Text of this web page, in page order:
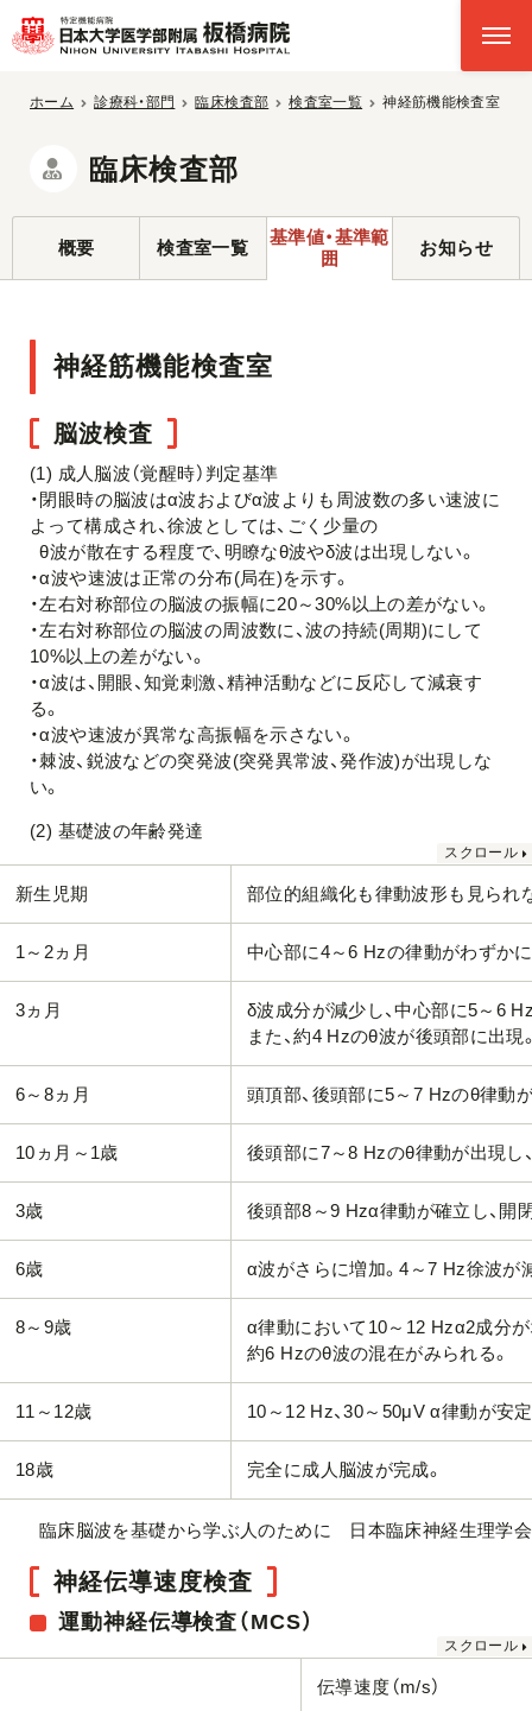
ホーム 診療科・部門 臨床検査部 検査室一覧 神経筋機能検査室
臨床検査部
概要 検査室一覧
基準値・基準範
囲
お知らせ
神経筋機能検査室
脳波検査
(1) 成人脳波（覚醒時）判定基準
・閉眼時の脳波はα波およびα波よりも周波数の多い速波に
よって構成され、徐波としては、ごく少量の
θ波が散在する程度で、明瞭なθ波やδ波は出現しない。
・α波や速波は正常の分布(局在)を示す。
・左右対称部位の脳波の振幅に20～30%以上の差がない。
・左右対称部位の脳波の周波数に、波の持続(周期)にして
10%以上の差がない。
・α波は、開眼、知覚刺激、精神活動などに反応して減衰す
る。
・α波や速波が異常な高振幅を示さない。
・棘波、鋭波などの突発波(突発異常波、発作波)が出現しな
い。
(2) 基礎波の年齢発達
新生児期 部位的組織化も律動波形も見られ
1～2ヵ月 中心部に4～6 Hzの律動がわずか
3ヵ月
δ波成分が減少し、中心部に5～6
また、約4 Hzのθ波が後頭部に出現
6～8ヵ月 頭頂部、後頭部に5～7 Hzのθ律動
10ヵ月～1歳 後頭部に7～8 Hzのθ律動が出現し
3歳 後頭部8～9 Hzα律動が確立し、開
6歳 α波がさらに増加。4～7 Hz徐波が
8～9歳
α律動において10～12 Hzα2成分
約6 Hzのθ波の混在がみられる。
11～12歳 10～12 Hz、30～50μV α律動が安
18歳 完全に成人脳波が完成。
臨床脳波を基礎から学ぶ人のために 日本臨床神経生理学会
神経伝導速度検査
運動神経伝導検査（MCS）
伝導速度（m/s）